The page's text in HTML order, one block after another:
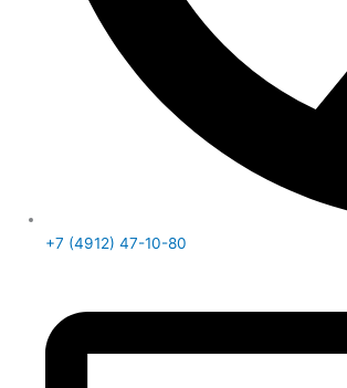
+7 (4912) 47-10-80